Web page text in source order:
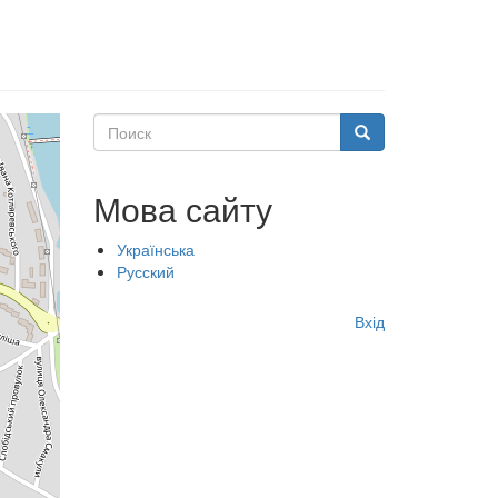
Поиск Поиск
Мова сайту
Українська
Русский
Вхід